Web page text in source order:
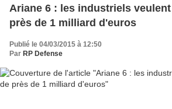
Ariane 6 : les industriels
près de 1 milliard d'euros
Publié le 04/03/2015 à 12:50
Par RP Defense